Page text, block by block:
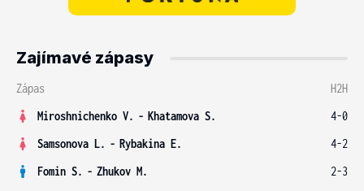
Zajímavé zápasy
Zápas
H2H
Miroshnichenko V. - Khatamova S.
4-0
Samsonova L. - Rybakina E.
4-2
Fomin S. - Zhukov M.
2-3